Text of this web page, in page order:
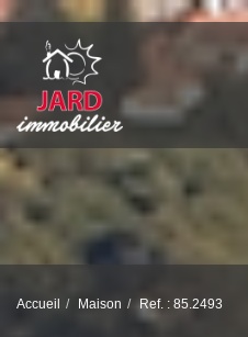
Accueil Maison Ref. : 85.2493